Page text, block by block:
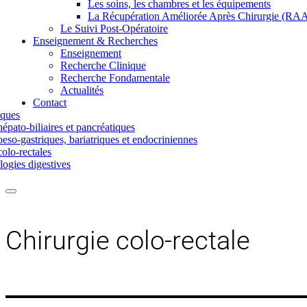
Les soins, les chambres et les équipements
La Récupération Améliorée Après Chirurgie
Le Suivi Post-Opératoire
Enseignement & Recherches
Enseignement
Recherche Clinique
Recherche Fondamentale
Actualités
Contact
biliaires et pancréatiques
gastriques, bariatriques et endocriniennes
rectales
digestives
Chirurgie colo-rectale